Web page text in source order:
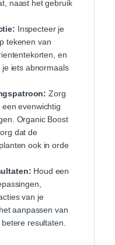
naast het gebruik
Inspecteer je
tekenen van
en
iets abnormaals
Zorg
evenwichtig
Organic Boost
dat de
ook in orde
Houd een
van je
aanpassen van
resultaten.